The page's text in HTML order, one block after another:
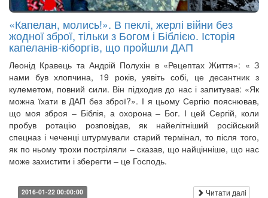
«Капелан, молись!». В пеклі, жерлі війни без
жодної зброї, тільки з Богом і Біблією. Історія
капеланів-кіборгів, що пройшли ДАП
Леонід Кравець та Андрій Полухін в «Рецептах Життя»: « З
нами був хлопчина, 19 років, уявіть собі, це десантник з
кулеметом, повний сили. Він підходив до нас і запитував: «Як
можна їхати в ДАП без зброї?». І я цьому Сергію пояснював,
що моя зброя – Біблія, а охорона – Бог. І цей Сергій, коли
пробув ротацію розповідав, як найелітніший російський
спецназ і чеченці штурмували старий термінал, то після того,
як по ньому трохи постріляли – сказав, що найцінніше, що нас
може захистити і зберегти – це Господь.
2016-01-22 00:00:00 Читати далі